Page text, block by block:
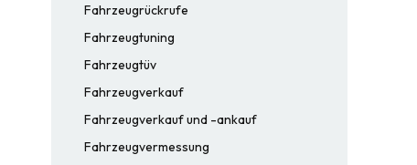
Fahrzeugrückrufe
Fahrzeugtuning
Fahrzeugtüv
Fahrzeugverkauf
Fahrzeugverkauf und -ankauf
Fahrzeugvermessung